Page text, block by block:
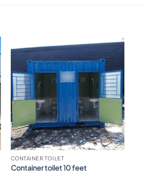
CONTAINER TOILET
Container toilet 10 feet